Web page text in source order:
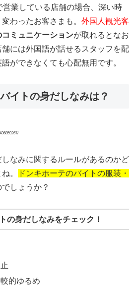
業している店舗の場合、深い時
わったお客さまも。 外国人観光客
コミュニケーションが取れるとなお
には外国語が話せるスタッフを配
ができなくても心配無用です。
イトの身だしなみは？
なみに関するルールがあるのかど
。
ドンキホーテのバイトの服装・
しょうか？
の身だしなみをチェック！
的ゆるめ